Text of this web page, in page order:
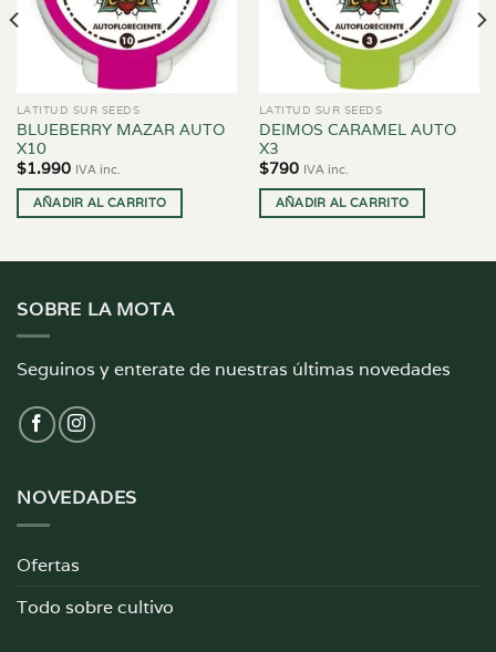
LATITUD SUR SEEDS
BLUEBERRY MAZAR AUTO
X10
$1.990 IVA inc.
AÑADIR AL CARRITO
LATITUD SUR SEEDS
DEIMOS CARAMEL AUTO
X3
$790 IVA inc.
AÑADIR AL CARRITO
SOBRE LA MOTA
Seguinos y enterate de nuestras últimas novedades
NOVEDADES
Ofertas
Todo sobre cultivo